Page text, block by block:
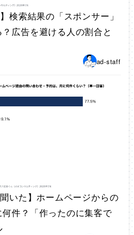
検索結果の「スポンサー」
広告を避ける人の割合と
ad-staff
いた】ホームページからの
件？「作ったのに集客で